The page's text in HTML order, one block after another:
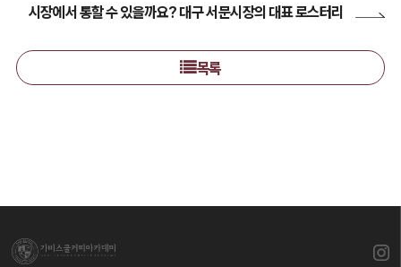
시장에서 통할 수 있을까요? 대구 서문시장의 대표 로스터리
목록